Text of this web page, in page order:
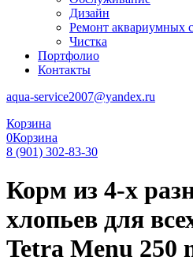
Дизайн
Ремонт аквариумных
Чистка
Портфолио
Контакты
aqua-service2007@yandex.ru
Корзина
0Корзина
8 (901) 302-83-30
Корм из 4-х
хлопьев для
Tetra Menu 250